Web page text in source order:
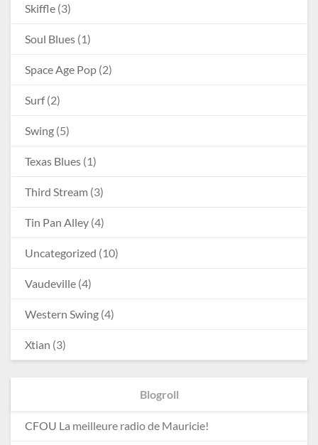
Skiffle (3)
Soul Blues (1)
Space Age Pop (2)
Surf(2)
Swing (5)
Texas Blues (1)
Third Stream (3)
Tin Pan Alley (4)
Uncategorized (10)
Vaudeville (4)
Western Swing (4)
Xtian (3)
Blogroll
CFOU La meilleure radio de Mauricie!